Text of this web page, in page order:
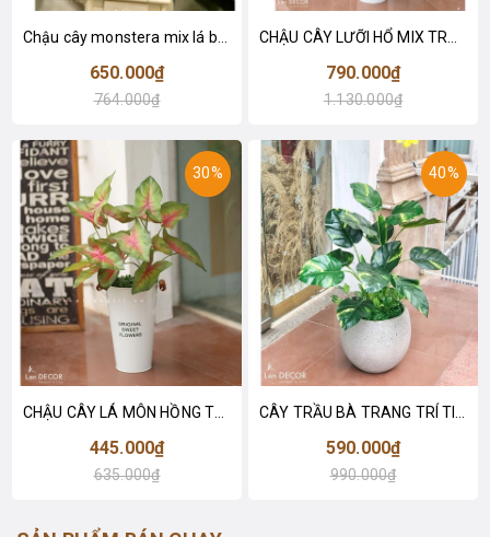
650.000₫
764.000₫
790.000₫
1.130.000₫
30%
445.000₫
635.000₫
40%
590.000₫
990.000₫